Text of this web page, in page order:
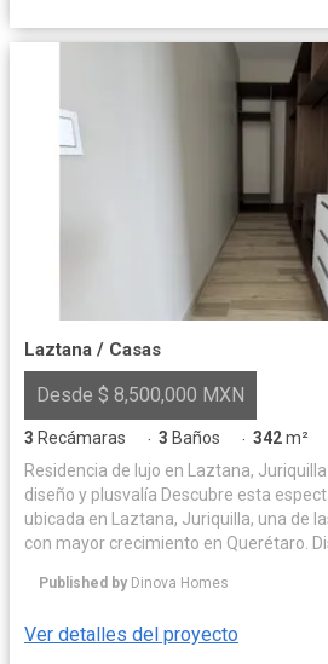
Laztana / Casas
Desde $ 8,500,000 MXN
3 Recámaras · 3 Baños · 342m²
Residencia de lujo en Laztana,
diseño y plusvalía Descubre esta espectacular residencia
ubicada en Laztana, Juriquilla, una de
con mayor crecimiento en Querétaro.
Published by Dinova Homes
Ver detalles del proyecto